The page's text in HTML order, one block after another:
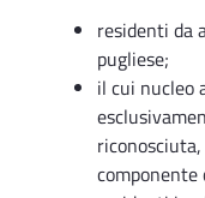
residenti da
pugliese;
il cui nucleo